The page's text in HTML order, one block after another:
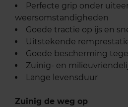
Perfecte grip onder
weersomstandigheden
Goede tractie op ijs en
Uitstekende
Goede bescherming
Zuinig- en
Lange levensduur
Zuinig de weg op